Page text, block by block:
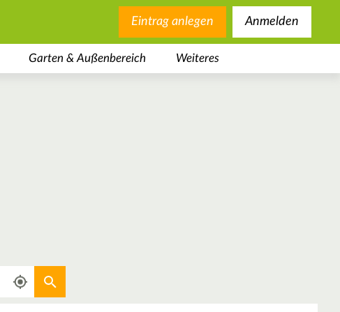
Eintrag anlegen Anmelden
Garten & Außenbereich Weiteres
Aktuellen Standort verwenden